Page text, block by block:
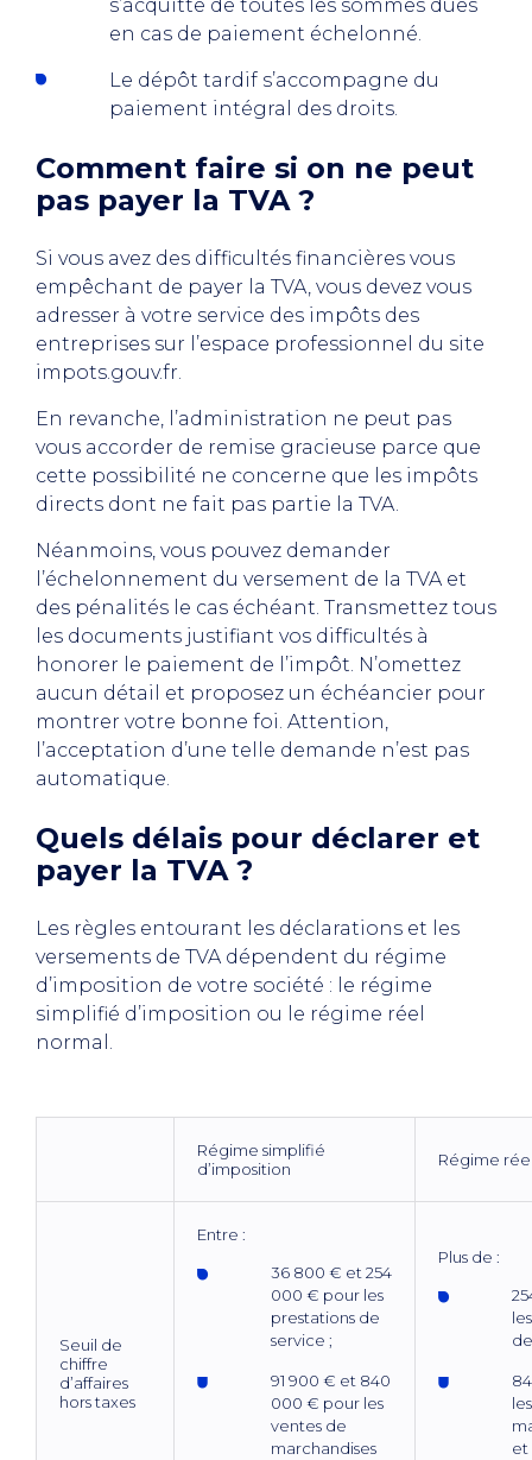
s’acquitte de toutes les sommes dues
en cas de paiement échelonné.
Le dépôt tardif s’accompagne du
paiement intégral des droits.
Comment faire si on ne peut
pas payer la TVA ?
Si vous avez des difficultés financières vous
empêchant de payer la TVA, vous devez vous
adresser à votre service des impôts des
entreprises sur l’espace professionnel du site
impots.gouv.fr.
En revanche, l’administration ne peut pas
vous accorder de remise gracieuse parce que
cette possibilité ne concerne que les impôts
directs dont ne fait pas partie la TVA.
Néanmoins, vous pouvez demander
l’échelonnement du versement de la TVA et
des pénalités le cas échéant. Transmettez tous
les documents justifiant vos difficultés à
honorer le paiement de l’impôt. N’omettez
aucun détail et proposez un échéancier pour
montrer votre bonne foi. Attention,
l’acceptation d’une telle demande n’est pas
automatique.
Quels délais pour déclarer et
payer la TVA ?
Les règles entourant les déclarations et les
versements de TVA dépendent du régime
d’imposition de votre société : le régime
simplifié d’imposition ou le régime réel
normal.
Régime simplifié
d’imposition
Régime
Seuil de
chiffre
d’affaires
hors taxes
Entre :
36 800 € et 254
000 € pour les
prestations de
service ;
91 900 € et 840
000 € pour les
ventes de
marchandises
Plus de :
et